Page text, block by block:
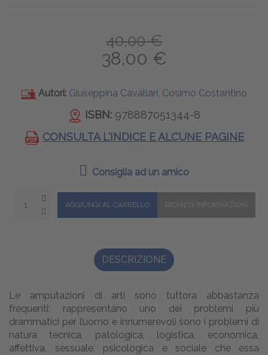
40,00 €
38,00 €
Autori: Giuseppina Cavallari, Cosimo Costantino
ISBN: 978887051344-8
CONSULTA L'INDICE E ALCUNE PAGINE
Consiglia ad un amico
DESCRIZIONE
Le amputazioni di arti sono tuttora abbastanza
frequenti: rappresentano uno dei problemi più
drammatici per l’uomo e innumerevoli sono i problemi di
natura tecnica, patologica, logistica, economica,
affettiva, sessuale, psicologica e sociale che essa